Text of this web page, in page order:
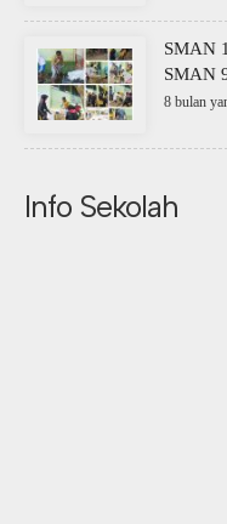
SMAN
SMAN
8 bulan
Info Sekolah